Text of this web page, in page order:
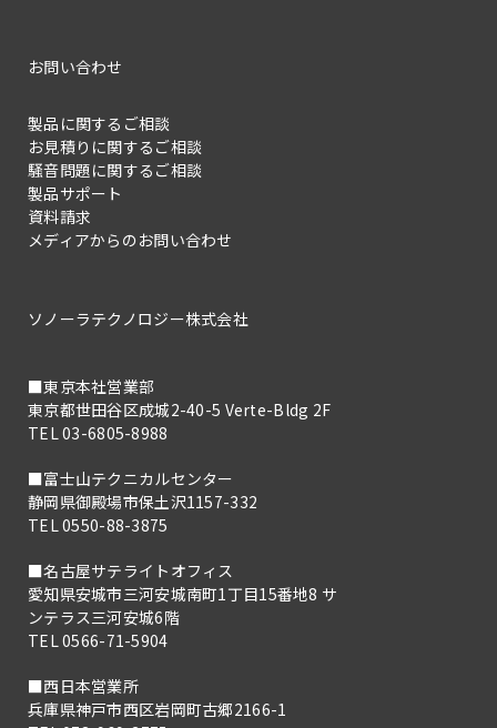
お問い合わせ
製品に関するご相談
お見積りに関するご相談
騒音問題に関するご相談
製品サポート
資料請求
メディアからのお問い合わせ
ソノーラテクノロジー株式会社
■東京本社営業部
東京都世田谷区成城2-40-5 Verte-Bldg 2F
TEL 03-6805-8988
■富士山テクニカルセンター
静岡県御殿場市保土沢1157-332
TEL 0550-88-3875
■名古屋サテライトオフィス
愛知県安城市三河安城南町1丁目15番地8 サ
ンテラス三河安城6階
TEL 0566-71-5904
■西日本営業所
兵庫県神戸市西区岩岡町古郷2166-1